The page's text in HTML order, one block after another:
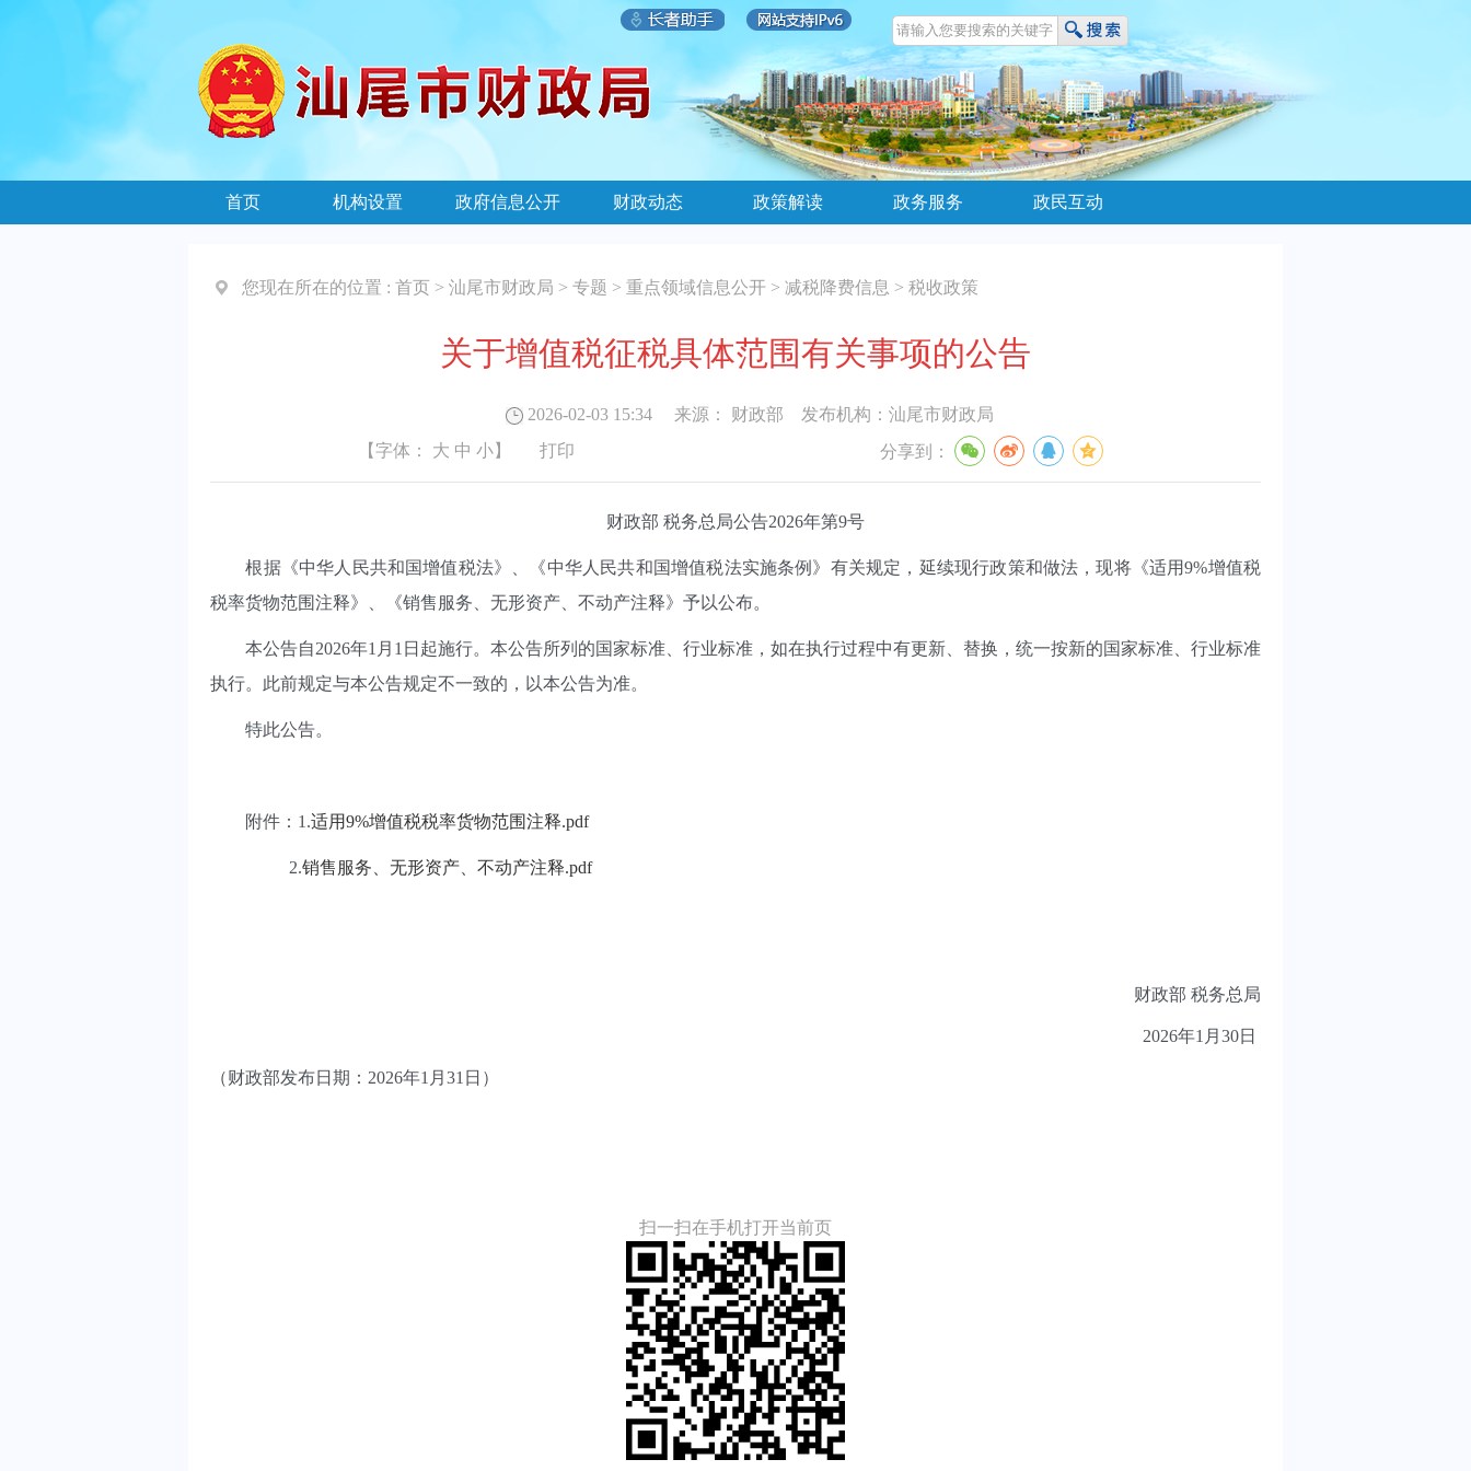
首页 机构设置 政府信息公开 财政动态 政策解读 政务服务 政民互动
您现在所在的位置 : 首页 > 汕尾市财政局 > 专题 > 重点领域信息公开 > 减税降费信息 > 税收政策
关于增值税征税具体范围有关事项的公告
2026-02-03 15:34来源： 财政部 发布机构： 汕尾市财政局
【字体： 大 中 小】 打印 分享到：
财政部 税务总局公告2026年第9号
根据《中华人民共和国增值税法》、《中华人民共和国增值税法实施条例》有关规定，延续现行政策和做法，现将《适用9%增值税
税率货物范围注释》、《销售服务、无形资产、不动产注释》予以公布。
本公告自2026年1月1日起施行。本公告所列的国家标准、行业标准，如在执行过程中有更新、替换，统一按新的国家标准、行业标准
执行。此前规定与本公告规定不一致的，以本公告为准。
特此公告。
附件：1.适用9%增值税税率货物范围注释.pdf
2.销售服务、无形资产、不动产注释.pdf
财政部 税务总局
2026年1月30日
（财政部发布日期：2026年1月31日）
扫一扫在手机打开当前页